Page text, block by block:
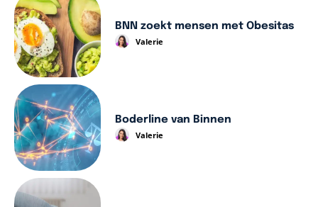
BNN zoekt mensen met Obesitas
Valerie
Boderline van Binnen
Valerie